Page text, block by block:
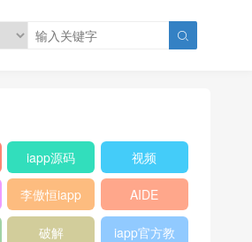

iapp源码 视频
李傲恒iapp
教程
AIDE
破解
iapp官方教